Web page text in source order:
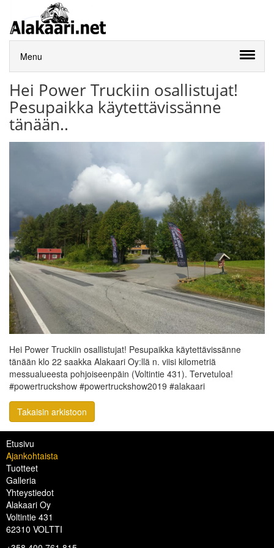
Menu
Hei Power Truckiin osallistujat!
Pesupaikka käytettävissänne
tänään..
Hei Power Truckiin osallistujat! Pesupaikka käytettävissänne
tänään klo 22 saakka Alakaari Oy:llä n. viisi kilometriä
messualueesta pohjoiseenpäin (Voltintie 431). Tervetuloa!
#powertruckshow #powertruckshow2019 #alakaari
Takaisin arkistoon
Etusivu
Ajankohtaista
Tuotteet
Galleria
Yhteystiedot
Alakaari Oy
Voltintie 431
62310 VOLTTI